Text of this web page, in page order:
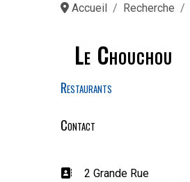
Accueil Recherche
Le Chouchou
Restaurants
Contact
Adresse:
2 Grande Rue